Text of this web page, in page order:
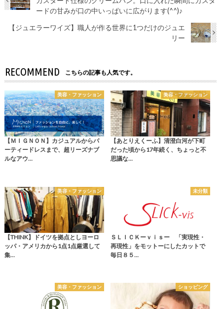
ードの甘みが口の中いっぱいに広がります(^^)♪
【ジュエラーワイズ】職人が作る世界に1つだけのジュエ
リー
RECOMMEND こちらの記事も人気です。
美容・ファッション
【ＭＩＧＮＯＮ】カジュアルからパ
ーティードレスまで、超リーズナブ
ルなアウ…
美容・ファッション
【あとりえくーふ】清澄白河が下町
だった頃から17年続く、ちょっと不
思議な…
美容・ファッション
【THINK】ドイツを拠点としヨーロ
ッパ・アメリカから1点1点厳選して
集…
未分類
ＳＬＩＣＫーｖｉｓー 「実現性・
再現性」をモットーにしたカットで
毎日８５…
美容・ファッション ショッピング